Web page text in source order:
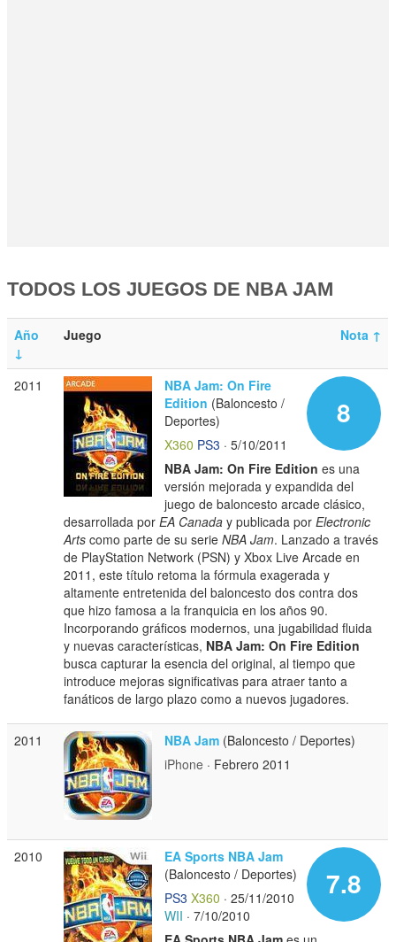
TODOS LOS JUEGOS DE NBA JAM
Año
↓
Nota ↑
Juego
2011
8
NBA Jam: On Fire
Edition (Baloncesto /
Deportes)
X360 PS3 · 5/10/2011
NBA Jam: On Fire Edition es una
versión mejorada y expandida del
juego de baloncesto arcade clásico,
desarrollada porEA Canada y publicada porElectronic
Arts como parte de su serieNBA Jam. Lanzado a través
de PlayStation Network (PSN) y Xbox Live Arcade en
2011, este título retoma la fórmula exagerada y
altamente entretenida del baloncesto dos contra dos
que hizo famosa a la franquicia en los años 90.
Incorporando gráficos modernos, una jugabilidad fluida
y nuevas características, NBA Jam: On Fire Edition
busca capturar la esencia del original, al tiempo que
introduce mejoras significativas para atraer tanto a
fanáticos de largo plazo como a nuevos jugadores.
2011 NBA Jam (Baloncesto / Deportes)
iPhone · Febrero 2011
2010
7.8
EA Sports NBA Jam
(Baloncesto / Deportes)
PS3 X360 · 25/11/2010
WII · 7/10/2010